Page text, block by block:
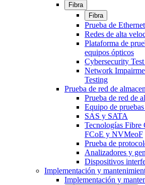
Fibra
Fibra
Prueba de Ethernet
Redes de alta
Plataforma de
equipos ópticos
Cybersecurity
Network
Testing
Prueba de red de
Prueba de red de
Equipo de
SAS y SATA
Tecnologías Fibre
FCoE y NVMeoF
Prueba de
Analizadores y
Dispositivos
Implementación y
Implementación y